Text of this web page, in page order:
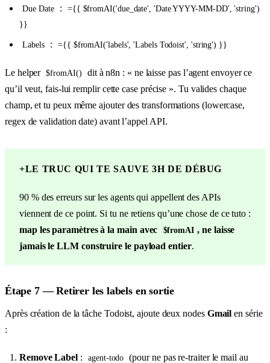
Due Date :
={{ $fromAI('due_date', 'Date YYYY-MM-DD', 'string')
}}
Labels : ={{ $fromAI('labels', 'Labels Todoist', 'string') }}
Le helper $fromAI()
dit à n8n : « ne laisse pas l’agent envoyer ce
qu’il veut, fais-lui remplir cette case précise ». Tu valides chaque
champ, et tu peux même ajouter des transformations (lowercase,
regex de validation date) avant l’appel API.
+LE TRUC QUI TE SAUVE 3H DE DÉBUG
90 % des erreurs sur les agents qui appellent des APIs
viennent de ce point. Si tu ne retiens qu’une chose de ce tuto :
map les paramètres à la main avec
$fromAI , ne laisse
jamais le LLM construire le payload entier.
Étape 7 — Retirer les labels en sortie
Après création de la tâche Todoist, ajoute deux nodes Gmail en série
:
Remove Label : agent-todo (pour ne pas re-traiter le mail au